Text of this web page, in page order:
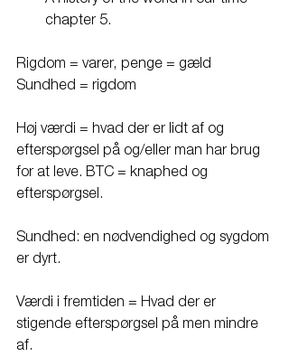
chapter 5.
Rigdom = varer, penge = gæld
Sundhed = rigdom
Høj værdi = hvad der er lidt af og
efterspørgsel på og/eller man har brug
for at leve. BTC = knaphed og
efterspørgsel.
Sundhed: en nødvendighed og sygdom
er dyrt.
Værdi i fremtiden = Hvad der er
stigende efterspørgsel på men mindre
af.